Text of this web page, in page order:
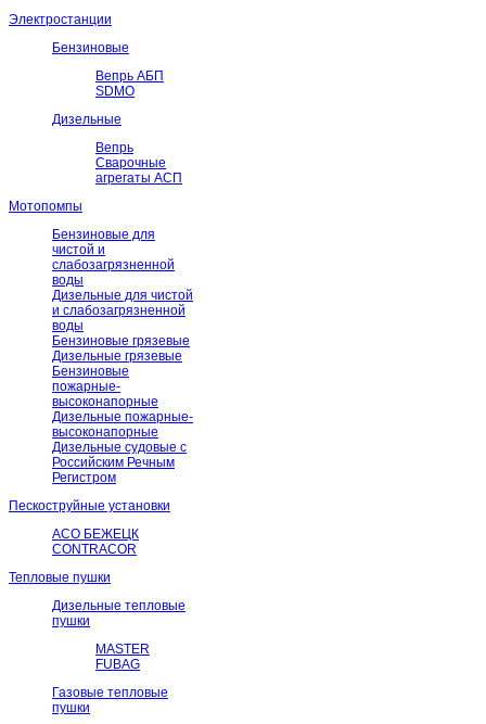
Электростанции
Бензиновые
Вепрь АБП
SDMO
Дизельные
Вепрь
Сварочные
агрегаты АСП
Мотопомпы
Бензиновые для
чистой и
слабозагрязненной
воды
Дизельные для чистой
и слабозагрязненной
воды
Бензиновые грязевые
Дизельные грязевые
Бензиновые
пожарные-
высоконапорные
Дизельные пожарные-
высоконапорные
Дизельные судовые с
Российским Речным
Регистром
Пескоструйные установки
АСО БЕЖЕЦК
CONTRACOR
Тепловые пушки
Дизельные тепловые
пушки
MASTER
FUBAG
Газовые тепловые
пушки